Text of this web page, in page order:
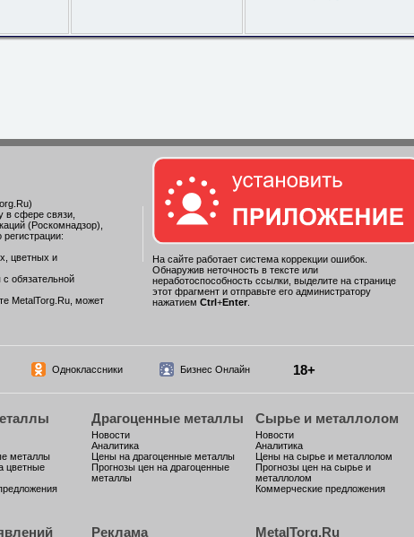
в сфере связи,
(Роскомнадзор),
цветных и
обязательной
MetalTorg.Ru, может
На сайте работает система коррекции ошибок.
Обнаружив неточность в тексте или
неработоспособность ссылки, выделите на странице
этот фрагмент и отправьте его администратору
нажатием Ctrl +Enter.
Одноклассники Бизнес Онлайн 18+
металлы
цветные
Драгоценные металлы
Новости
Аналитика
Цены на драгоценные металлы
Прогнозы цен на драгоценные
металлы
Сырье и металлолом
Новости
Аналитика
Цены на сырье и металлолом
Прогнозы цен на сырье и
металлолом
Коммерческие предложения
Реклама MetalTorg.Ru